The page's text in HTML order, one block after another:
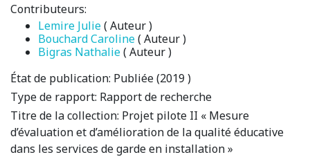
Contributeurs:
Lemire Julie( Auteur )
Bouchard Caroline( Auteur )
Bigras Nathalie( Auteur )
État de publication: Publiée (2019 )
Type de rapport: Rapport de recherche
Titre de la collection: Projet pilote II « Mesure
d’évaluation et d’amélioration de la qualité éducative
dans les services de garde en installation »